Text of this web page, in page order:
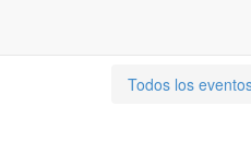
Todos los